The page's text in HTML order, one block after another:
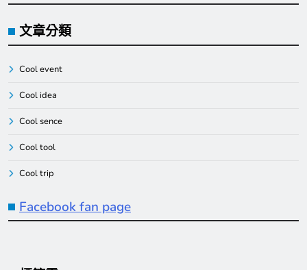
文章分類
Cool event
Cool idea
Cool sence
Cool tool
Cool trip
Facebook fan page